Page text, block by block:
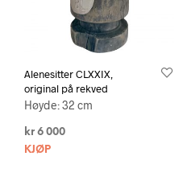
Alenesitter CLXXIX,
original på rekved
Høyde: 32 cm
kr 6 000
KJØP